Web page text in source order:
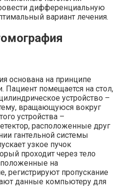
дифференциальную
вариант лечения.
основана на принципе
Пациент помещается на стол,
устройство –
вращающуюся вокруг
устройства –
расположенные друг
гантельной системы
узкое пучок
проходит через тело
на
регистрируют пропускание
данные компьютеру для